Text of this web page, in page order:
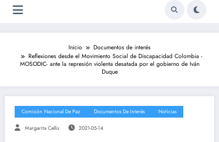
Inicio
Documentos de interés
Reflexiones desde el Movimiento Social de Discapacidad Colombia -
MOSODIC- ante la represión violenta desatada por el gobierno de Iván
Duque
Comisión Nacional De Paz Documentos De Interés Noticias
Margarita Cellis 2021-05-14